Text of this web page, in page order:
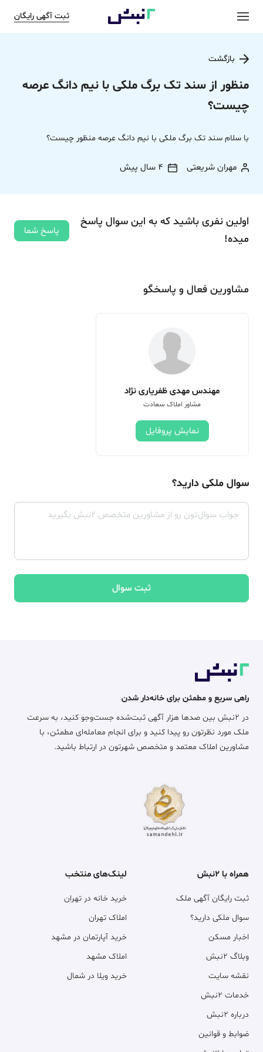
ثبت آگهی رایگان
بازگشت
منظور از سند تک برگ ملکی با نیم دانگ عرصه
چیست؟
با سلام سند تک برگ ملکی با نیم دانگ عرصه منظور چیست؟
مهران شریعتی 4 سال پیش
اولین نفری باشید که به این سوال پاسخ
میده!
پاسخ شما
مشاورین فعال و پاسخگو
مهندس مهدی ظفریاری نژاد
مشاور املاک سعادت
نمایش پروفایل
سوال ملکی دارید؟
ثبت سوال
راهی سریع و مطمئن برای خانه‌دار شدن
در ۲نبش بین صدها هزار آگهی ثبت‌شده جست‌وجو کنید، به سرعت
ملک مورد نظرتون رو پیدا کنید و برای انجام معامله‌ای مطمئن، با
مشاورین املاک معتمد و متخصص شهرتون در ارتباط باشید.
همراه با ۲نبش
ثبت رایگان آگهی ملک
سوال ملکی دارید؟
اخبار مسکن
وبلاگ ۲نبش
نقشه سایت
خدمات ۲نبش
درباره ۲نبش
ضوابط و قوانین
لینک‌های منتخب
خرید خانه در تهران
املاک تهران
خرید آپارتمان در مشهد
املاک مشهد
خرید ویلا در شمال